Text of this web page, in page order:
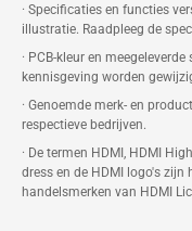
x 150 x
en
taken en
uit
palm
· Specificaties en functies
illustratie. Raadpleeg de
· PCB-kleur en
kennisgeving worden
· Genoemde merk- en
respectieve bedrijven.
· De termen HDMI, HDMI
dress en de HDMI logo's zijn
handelsmerken van HDMI